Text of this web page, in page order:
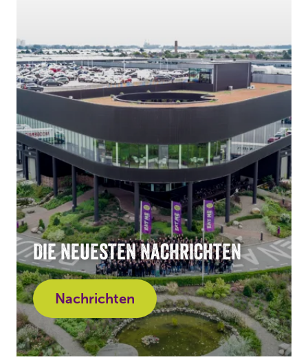
Die neuesten Nachrichten
Nachrichten